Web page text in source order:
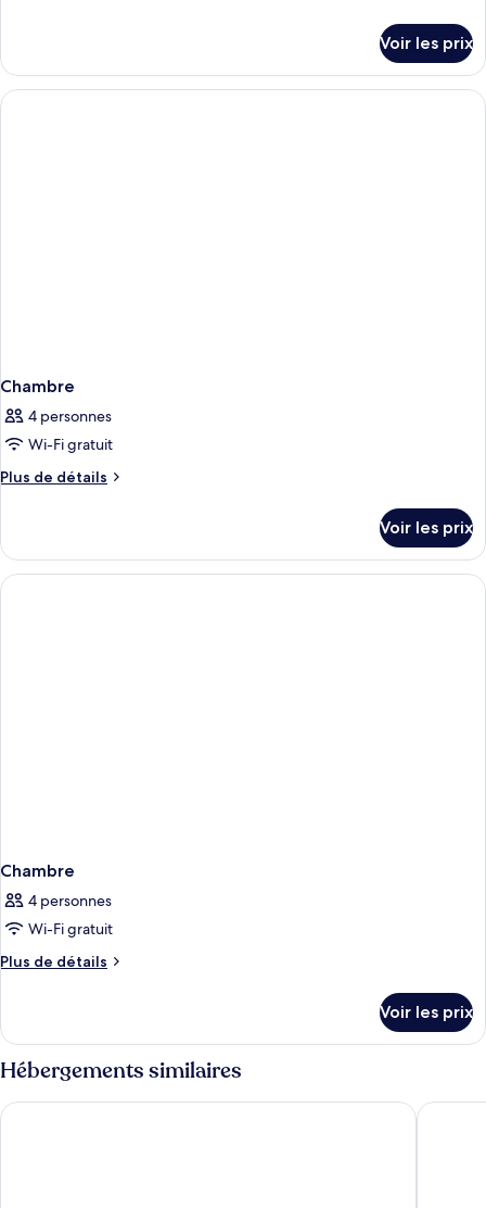
le
type
de
Voir les prix
Chambre
4 personnes
Wi-Fi gratuit
Plus de détails
Plus
le
type
de
Voir les prix
Chambre
4 personnes
Wi-Fi gratuit
Plus de détails
Plus
le
type
de
Chambre
Voir les prix
Hébergements similaires
Best Western Grand Hotel Guinigi Hotel